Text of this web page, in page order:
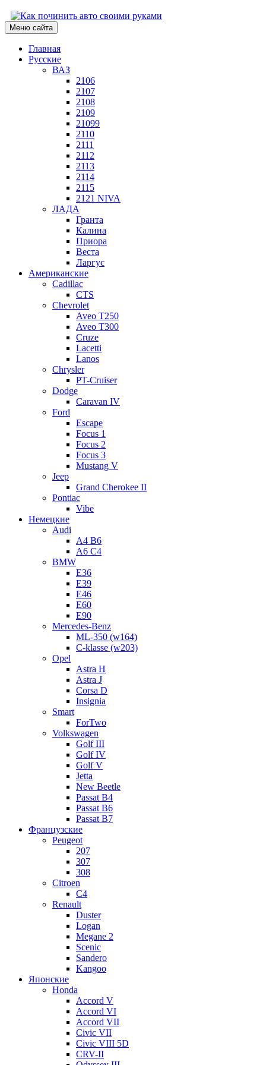
Меню сайта
Главная
Русские
ВАЗ
2106
2107
2108
2109
21099
2110
2111
2112
2113
2114
2115
2121 NIVA
ЛАДА
Гранта
Калина
Приора
Веста
Ларгус
Американские
Cadillac
CTS
Chevrolet
Aveo Т250
Aveo T300
Cruze
Lacetti
Lanos
Chrysler
PT-Cruiser
Dodge
Caravan IV
Ford
Escape
Focus 1
Focus 2
Focus 3
Mustang V
Jeep
Grand Cherokee II
Pontiac
Vibe
Немецкие
Audi
A4 B6
A6 C4
BMW
E36
E39
E46
E60
E90
Mercedes-Benz
ML-350 (w164)
C-klasse (w203)
Opel
Astra H
Astra J
Corsa D
Insignia
Smart
ForTwo
Volkswagen
Golf III
Golf IV
Golf V
Jetta
New Beetle
Passat B4
Passat B6
Passat B7
Французские
Peugeot
207
307
308
Citroen
C4
Renault
Duster
Logan
Megane 2
Scenic
Sandero
Kangoo
Японские
Honda
Accord V
Accord VI
Accord VII
Civic VII
Civic VIII 5D
CRV-II